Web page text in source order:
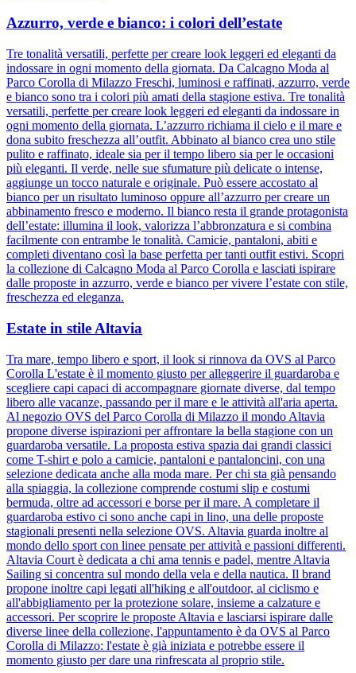
Azzurro, verde e bianco: i colori dell’estate
Tre tonalità versatili, perfette per creare look leggeri ed eleganti da
indossare in ogni momento della giornata. Da Calcagno Moda al
Parco Corolla di Milazzo Freschi, luminosi e raffinati, azzurro, verde
e bianco sono tra i colori più amati della stagione estiva. Tre tonalità
versatili, perfette per creare look leggeri ed eleganti da indossare in
ogni momento della giornata. L’azzurro richiama il cielo e il mare e
dona subito freschezza all’outfit. Abbinato al bianco crea uno stile
pulito e raffinato, ideale sia per il tempo libero sia per le occasioni
più eleganti. Il verde, nelle sue sfumature più delicate o intense,
aggiunge un tocco naturale e originale. Può essere accostato al
bianco per un risultato luminoso oppure all’azzurro per creare un
abbinamento fresco e moderno. Il bianco resta il grande protagonista
dell’estate: illumina il look, valorizza l’abbronzatura e si combina
facilmente con entrambe le tonalità. Camicie, pantaloni, abiti e
completi diventano così la base perfetta per tanti outfit estivi. Scopri
la collezione di Calcagno Moda al Parco Corolla e lasciati ispirare
dalle proposte in azzurro, verde e bianco per vivere l’estate con stile,
freschezza ed eleganza.
Estate in stile Altavia
Tra mare, tempo libero e sport, il look si rinnova da OVS al Parco
Corolla L'estate è il momento giusto per alleggerire il guardaroba e
scegliere capi capaci di accompagnare giornate diverse, dal tempo
libero alle vacanze, passando per il mare e le attività all'aria aperta.
Al negozio OVS del Parco Corolla di Milazzo il mondo Altavia
propone diverse ispirazioni per affrontare la bella stagione con un
guardaroba versatile. La proposta estiva spazia dai grandi classici
come T-shirt e polo a camicie, pantaloni e pantaloncini, con una
selezione dedicata anche alla moda mare. Per chi sta già pensando
alla spiaggia, la collezione comprende costumi slip e costumi
bermuda, oltre ad accessori e borse per il mare. A completare il
guardaroba estivo ci sono anche capi in lino, una delle proposte
stagionali presenti nella selezione OVS. Altavia guarda inoltre al
mondo dello sport con linee pensate per attività e passioni differenti.
Altavia Court è dedicata a chi ama tennis e padel, mentre Altavia
Sailing si concentra sul mondo della vela e della nautica. Il brand
propone inoltre capi legati all'hiking e all'outdoor, al ciclismo e
all'abbigliamento per la protezione solare, insieme a calzature e
accessori. Per scoprire le proposte Altavia e lasciarsi ispirare dalle
diverse linee della collezione, l'appuntamento è da OVS al Parco
Corolla di Milazzo: l'estate è già iniziata e potrebbe essere il
momento giusto per dare una rinfrescata al proprio stile.